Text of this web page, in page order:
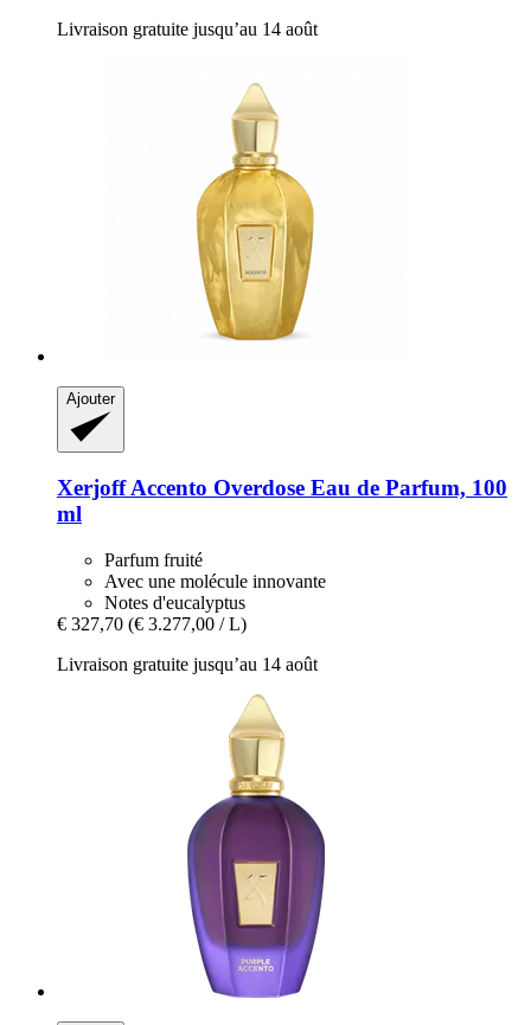
Livraison gratuite jusqu’au 14 août
Ajouter
XerjoffAccento Overdose Eau de Parfum, 100
ml
Parfum fruité
Avec une molécule innovante
Notes d'eucalyptus
€ 327,70 (€ 3.277,00 / L)
Livraison gratuite jusqu’au 14 août